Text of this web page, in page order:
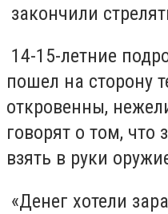
закончили
14-15-летние
пошел на сторону
откровенны,
говорят о том, что
взять в руки
«Денег хотели